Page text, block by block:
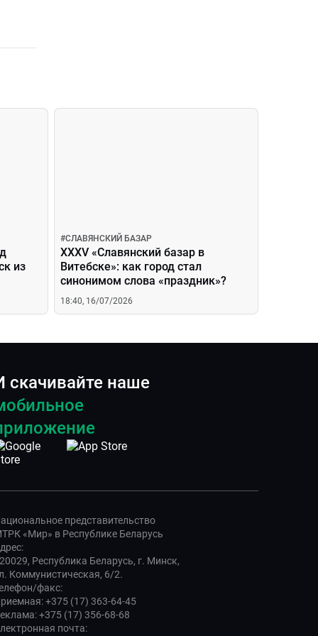
из
#СЛАВЯНСКИЙ БАЗАР
XXXV «Славянский базар в
Витебске»: как город стал
синонимом слова «праздник»?
18:40, 16/07/2026
скачивайте наше
представительство
«Мир» в Республике Беларусь
Республика Беларусь, г. Минск,
Коммунистическая, 6/2.
факс:
+375 (17) 363-64-45
+375 (17) 356-68-68
почта: